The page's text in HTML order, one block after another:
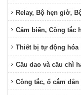
Relay, Bộ hẹn giờ,
Cảm biến, Công tắc
Thiết bị tự động hóa
Cầu dao và cầu chì
Công tắc, ổ cắm